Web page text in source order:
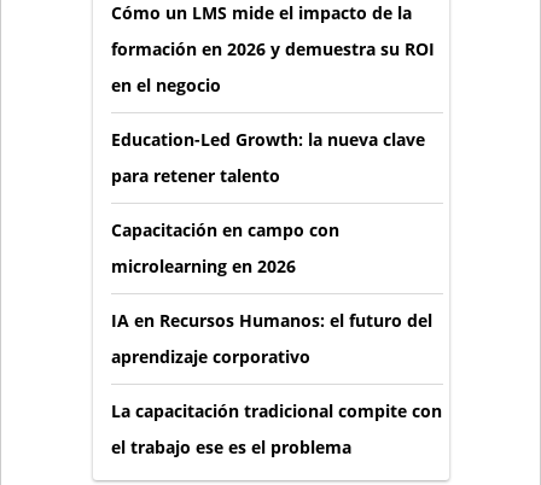
Cómo un LMS mide el impacto de la
formación en 2026 y demuestra su ROI
en el negocio
Education-Led Growth: la nueva clave
para retener talento
Capacitación en campo con
microlearning en 2026
IA en Recursos Humanos: el futuro del
aprendizaje corporativo
La capacitación tradicional compite con
el trabajo ese es el problema